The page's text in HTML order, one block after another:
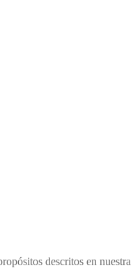
descritos en nuestra